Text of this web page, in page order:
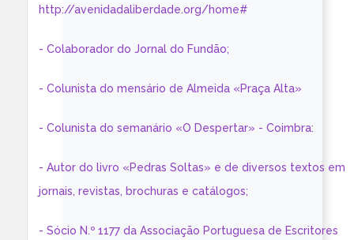
http://avenidadaliberdade.org/home#
- Colaborador do Jornal do Fundão;
- Colunista do mensário de Almeida «Praça Alta»
- Colunista do semanário «O Despertar» - Coimbra:
- Autor do livro «Pedras Soltas» e de diversos textos em
jornais, revistas, brochuras e catálogos;
- Sócio N.º 1177 da Associação Portuguesa de Escritores